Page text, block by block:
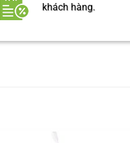
khách hàng.